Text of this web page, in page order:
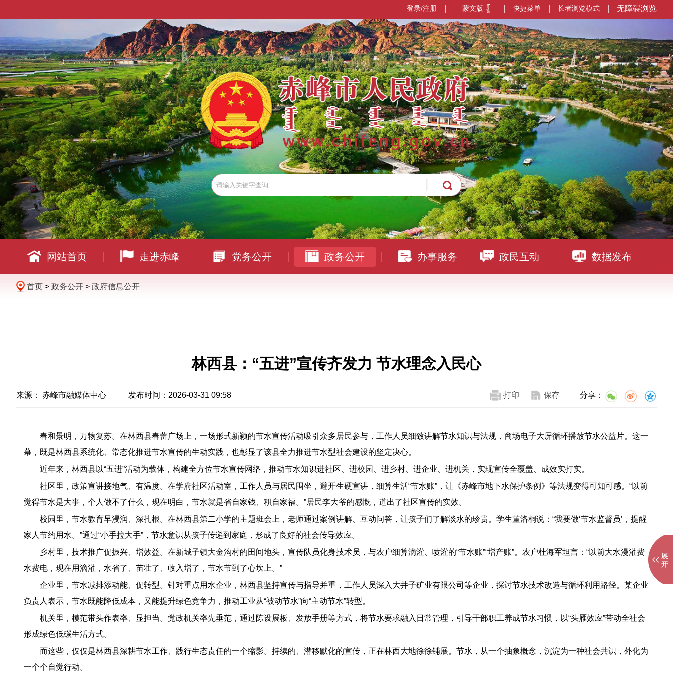
无障碍浏览
长者浏览模式
快捷菜单
蒙文版
登录/注册
网站首页 走进赤峰 党务公开 政务公开 办事服务 政民互动 数据发布
首页 > 政务公开 > 政府信息公开
林西县：“五进”宣传齐发力 节水理念入民心
来源： 赤峰市融媒体中心 发布时间：2026-03-31 09:58 打印 保存 分享：
春和景明，万物复苏。在林西县春蕾广场上，一场形式新颖的节水宣传活动吸引众多居民参与，工作人员细致讲解节水知识与法规，商场电子大屏循环播放节水公益片。这一
幕，既是林西县系统化、常态化推进节水宣传的生动实践，也彰显了该县全力推进节水型社会建设的坚定决心。
近年来，林西县以“五进”活动为载体，构建全方位节水宣传网络，推动节水知识进社区、进校园、进乡村、进企业、进机关，实现宣传全覆盖、成效实打实。
社区里，政策宣讲接地气、有温度。在学府社区活动室，工作人员与居民围坐，避开生硬宣讲，细算生活“节水账”，让《赤峰市地下水保护条例》等法规变得可知可感。“以前
觉得节水是大事，个人做不了什么，现在明白，节水就是省自家钱、积自家福。”居民李大爷的感慨，道出了社区宣传的实效。
校园里，节水教育早浸润、深扎根。在林西县第二小学的主题班会上，老师通过案例讲解、互动问答，让孩子们了解淡水的珍贵。学生董洛桐说：“我要做‘节水监督员’，提醒
家人节约用水。”通过“小手拉大手”，节水意识从孩子传递到家庭，形成了良好的社会传导效应。
乡村里，技术推广促振兴、增效益。在新城子镇大金沟村的田间地头，宣传队员化身技术员，与农户细算滴灌、喷灌的“节水账”“增产账”。农户杜海军坦言：“以前大水漫灌费
水费电，现在用滴灌，水省了、苗壮了、收入增了，节水节到了心坎上。”
企业里，节水减排添动能、促转型。针对重点用水企业，林西县坚持宣传与指导并重，工作人员深入大井子矿业有限公司等企业，探讨节水技术改造与循环利用路径。某企业
负责人表示，节水既能降低成本，又能提升绿色竞争力，推动工业从“被动节水”向“主动节水”转型。
机关里，模范带头作表率、显担当。党政机关率先垂范，通过陈设展板、发放手册等方式，将节水要求融入日常管理，引导干部职工养成节水习惯，以“头雁效应”带动全社会
形成绿色低碳生活方式。
而这些，仅仅是林西县深耕节水工作、践行生态责任的一个缩影。持续的、潜移默化的宣传，正在林西大地徐徐铺展。节水，从一个抽象概念，沉淀为一种社会共识，外化为
一个个自觉行动。